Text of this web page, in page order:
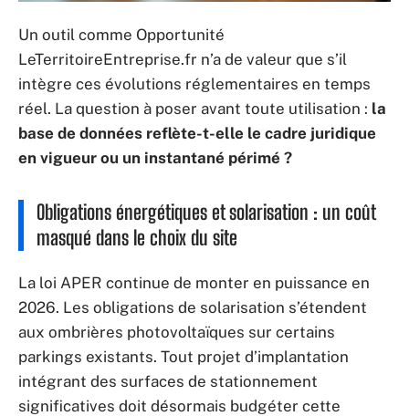
Un outil comme Opportunité
LeTerritoireEntreprise.fr n’a de valeur que s’il
intègre ces évolutions réglementaires en temps
réel. La question à poser avant toute utilisation : la
base de données reflète-t-elle le cadre juridique
en vigueur ou un instantané périmé ?
Obligations énergétiques et solarisation : un coût
masqué dans le choix du site
La loi APER continue de monter en puissance en
2026. Les obligations de solarisation s’étendent
aux ombrières photovoltaïques sur certains
parkings existants. Tout projet d’implantation
intégrant des surfaces de stationnement
significatives doit désormais budgéter cette